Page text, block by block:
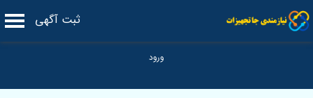
ثبت آگهی